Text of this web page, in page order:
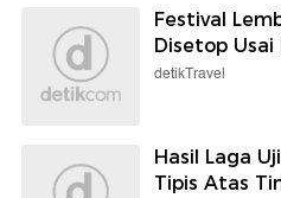
Festival
Disetop Usai
detikTravel
Hasil Laga
Tipis Atas